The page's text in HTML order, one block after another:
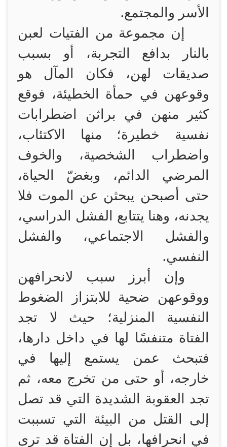
الأسر والمجتمع.
إن مجموعة من الفتيات لعبن
بالنار بدافع التجربة، أو بسبب
صديقات لهن، فكان المآل هو
وقوعهن في حمأة الخطيئة، فوقع
كثير منهن في براثن اضطرابات
نفسية خطيرة؛ منها الاكتئاب،
واضطراب الشخصية، والخوف
المرضي الدائم، وبغضّ الحياة،
حتى أصبحن يبحثن عن الموت فلا
يجدنه، وهنا يتتابع الفشل الدراسي،
والفشل الاجتماعي، والفشل
النفسي.
وإن أبرز سبب لانحرافهن
ووقوعهن ضحية للابتزاز الضغوط
النفسية المنزلية؛ حيث لا تجد
الفتاة متنفسًا لها في داخل دارها،
فتبحث عمن يستمع إليها في
خارجه، أو حتى من تخرج معه، ثم
تجد العقوبة الشديدة التي قد تصل
إلى القتل من البيئة التي تسببت
في انحرافها، بل إن الفتاة قد ترى